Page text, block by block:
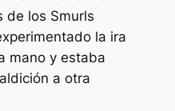
de los Smurls
la ira
mano y estaba
a otra